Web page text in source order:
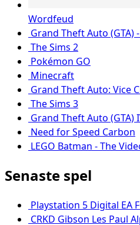
Wordfeud
Grand Theft Auto (GTA)
The Sims 2
Pokémon GO
Minecraft
Grand Theft Auto: Vice
The Sims 3
Grand Theft Auto (GTA)
Need for Speed Carbon
LEGO Batman - The
Senaste spel
Playstation 5 Digital EA
CRKD Gibson Les Paul